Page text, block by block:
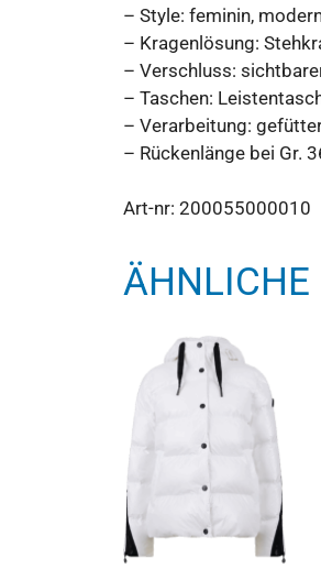
– Style: feminin,
– Kragenlösung:
– Verschluss:
– Taschen:
– Verarbeitung:
– Rückenlänge bei Gr.
Art-nr: 200055000010
ÄHNLICHE